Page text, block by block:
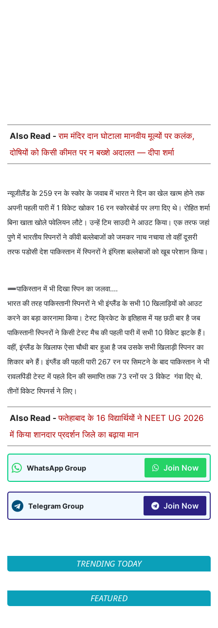
Also Read -राम मंदिर दान घोटाला मानवीय मूल्यों पर कलंक,
दोषियों को किसी कीमत पर न बख्शे अदालत — दीपा शर्मा
न्यूजीलैंड के 259 रन के स्कोर के जवाब में भारत ने दिन का खेल खत्म होने तक
अपनी पहली पारी में 1 विकेट खोकर 16 रन स्कोरबोर्ड पर लगा दिए थे। रोहित शर्मा
बिना खाता खोले पवेलियन लौटे। उन्हें टिम साउदी ने आउट किया। एक तरफ जहां
पुणे में भारतीय स्पिनरों ने कीवी बल्लेबाजों को जमकर नाच नचाया तो वहीं दूसरी
तरफ पडोसी देश पाकिस्तान में स्पिनरों ने इंग्लिश बल्लेबाजों को खूब परेशान किया।
➖पाकिस्तान में भी दिखा स्पिन का जलवा....
भारत की तरह पाकिस्तानी स्पिनरों ने भी इंग्लैंड के सभी 10 खिलाड़ियों को आउट
करने का बड़ा कारनामा किया। टेस्ट क्रिकेट के इतिहास में यह छठी बार है जब
पाकिस्तानी स्पिनरों ने किसी टेस्ट मैच की पहली पारी में सभी 10 विकेट झटके हैं।
वहीं, इंग्लैंड के खिलाफ ऐसा चौथी बार हुआ है जब उसके सभी खिलाड़ी स्पिनर का
शिकार बने हैं। इंग्लैंड की पहली पारी 267 रन पर सिमटने के बाद पाकिस्तान ने भी
रावलपिंडी टेस्ट में पहले दिन की समाप्ति तक 73 रनों पर 3 विकेट गंवा दिए थे.
तीनों विकेट स्पिनर्स ने लिए।
Also Read -फतेहाबाद के 16 विद्यार्थियों ने NEET UG 2026
में किया शानदार प्रदर्शन जिले का बढ़ाया मान
WhatsApp Group Join Now
Telegram Group Join Now
TRENDING TODAY
FEATURED